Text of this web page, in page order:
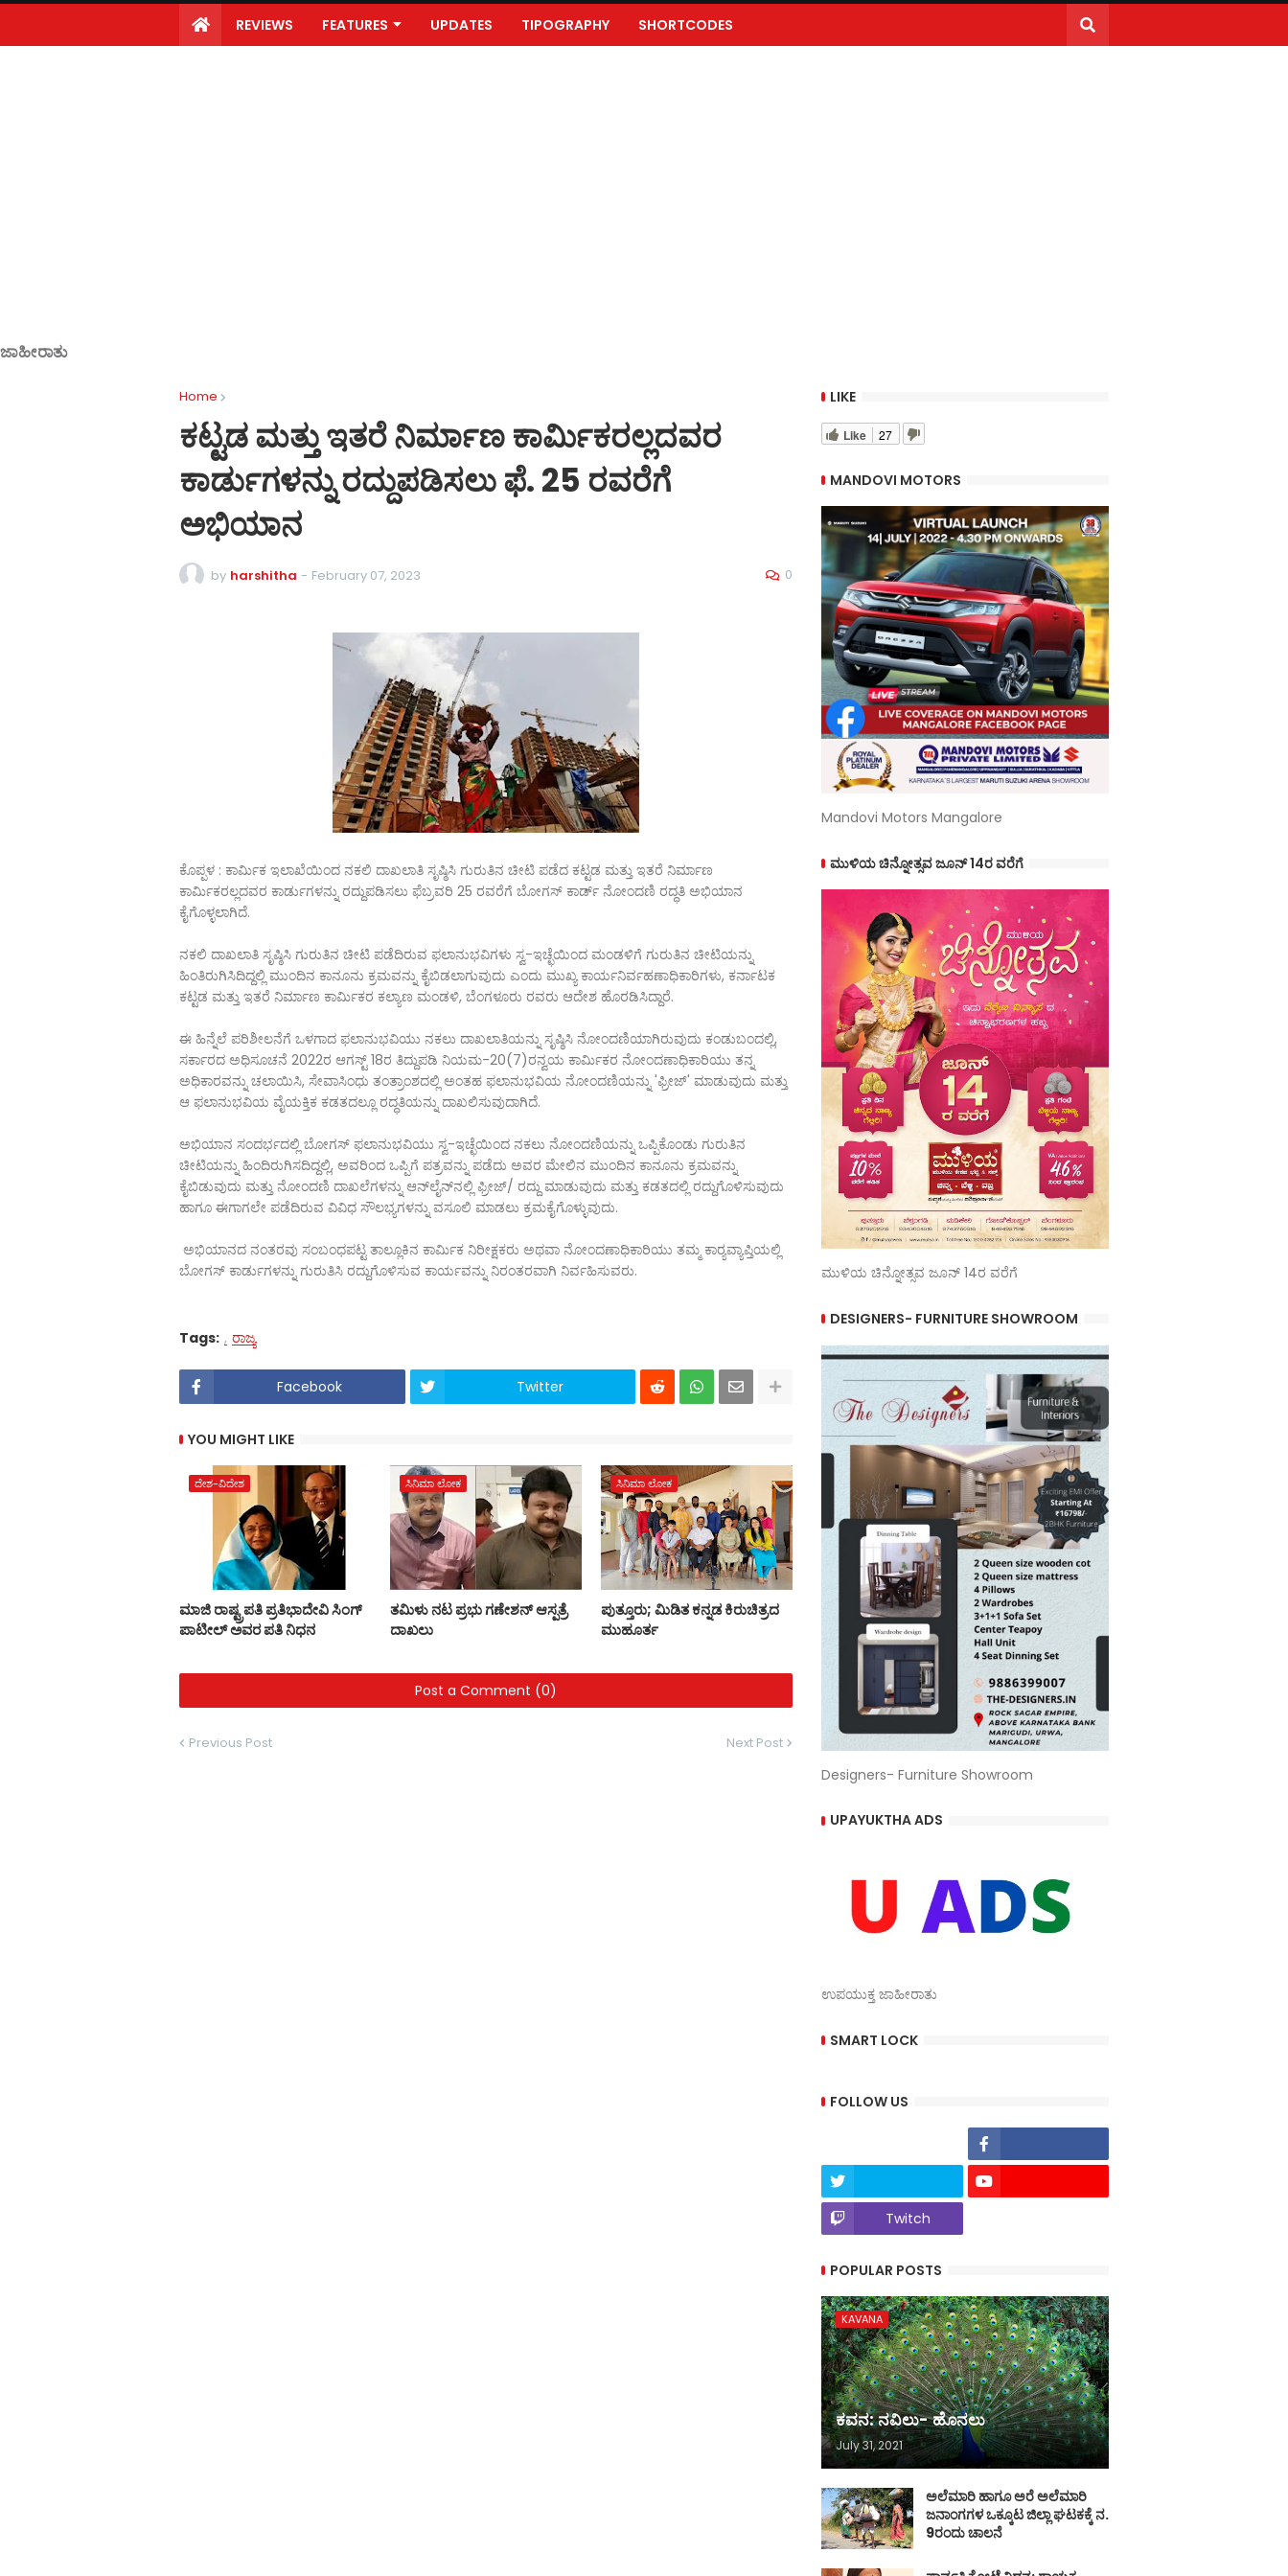
REVIEWS FEATURES UPDATES TIPOGRAPHY SHORTCODES
ಜಾಹೀರಾತು
Home
ಕಟ್ಟಡ ಮತ್ತು ಇತರೆ ನಿರ್ಮಾಣ ಕಾರ್ಮಿಕರಲ್ಲದವರ
ಕಾರ್ಡುಗಳನ್ನು ರದ್ದುಪಡಿಸಲು ಫೆ. 25 ರವರೆಗೆ
ಅಭಿಯಾನ
by harshitha - February 07, 2023 0
ಕೊಪ್ಪಳ : ಕಾರ್ಮಿಕ ಇಲಾಖೆಯಿಂದ ನಕಲಿ ದಾಖಲಾತಿ ಸೃಷ್ಠಿಸಿ ಗುರುತಿನ ಚೀಟಿ ಪಡೆದ ಕಟ್ಟಡ ಮತ್ತು ಇತರೆ ನಿರ್ಮಾಣ
ಕಾರ್ಮಿಕರಲ್ಲದವರ ಕಾರ್ಡುಗಳನ್ನು ರದ್ದುಪಡಿಸಲು ಫೆಬ್ರವರಿ 25 ರವರೆಗೆ ಬೋಗಸ್ ಕಾರ್ಡ್ ನೋಂದಣಿ ರದ್ಧತಿ ಅಭಿಯಾನ
ಕೈಗೊಳ್ಳಲಾಗಿದೆ.
ನಕಲಿ ದಾಖಲಾತಿ ಸೃಷ್ಠಿಸಿ ಗುರುತಿನ ಚೀಟಿ ಪಡೆದಿರುವ ಫಲಾನುಭವಿಗಳು ಸ್ವ-ಇಚ್ಛೆಯಿಂದ ಮಂಡಳಿಗೆ ಗುರುತಿನ ಚೀಟಿಯನ್ನು
ಹಿಂತಿರುಗಿಸಿದಿದ್ದಲ್ಲಿ ಮುಂದಿನ ಕಾನೂನು ಕ್ರಮವನ್ನು ಕೈಬಿಡಲಾಗುವುದು ಎಂದು ಮುಖ್ಯ ಕಾರ್ಯನಿರ್ವಹಣಾಧಿಕಾರಿಗಳು, ಕರ್ನಾಟಕ
ಕಟ್ಟಡ ಮತ್ತು ಇತರೆ ನಿರ್ಮಾಣ ಕಾರ್ಮಿಕರ ಕಲ್ಯಾಣ ಮಂಡಳಿ, ಬೆಂಗಳೂರು ರವರು ಆದೇಶ ಹೊರಡಿಸಿದ್ದಾರೆ.
ಈ ಹಿನ್ನೆಲೆ ಪರಿಶೀಲನೆಗೆ ಒಳಗಾದ ಫಲಾನುಭವಿಯು ನಕಲು ದಾಖಲಾತಿಯನ್ನು ಸೃಷ್ಠಿಸಿ ನೋಂದಣಿಯಾಗಿರುವುದು ಕಂಡುಬಂದಲ್ಲಿ,
ಸರ್ಕಾರದ ಅಧಿಸೂಚನೆ 2022ರ ಆಗಸ್ಟ್ 18ರ ತಿದ್ದುಪಡಿ ನಿಯಮ-20(7)ರನ್ವಯ ಕಾರ್ಮಿಕರ ನೋಂದಣಾಧಿಕಾರಿಯು ತನ್ನ
ಅಧಿಕಾರವನ್ನು ಚಲಾಯಿಸಿ, ಸೇವಾಸಿಂಧು ತಂತ್ರಾಂಶದಲ್ಲಿ ಅಂತಹ ಫಲಾನುಭವಿಯ ನೋಂದಣಿಯನ್ನು 'ಫ್ರೀಜ್' ಮಾಡುವುದು ಮತ್ತು
ಆ ಫಲಾನುಭವಿಯ ವೈಯಕ್ತಿಕ ಕಡತದಲ್ಲೂ ರದ್ಧತಿಯನ್ನು ದಾಖಲಿಸುವುದಾಗಿದೆ.
ಅಭಿಯಾನ ಸಂದರ್ಭದಲ್ಲಿ ಬೋಗಸ್ ಫಲಾನುಭವಿಯು ಸ್ವ-ಇಚ್ಛೆಯಿಂದ ನಕಲು ನೋಂದಣಿಯನ್ನು ಒಪ್ಪಿಕೊಂಡು ಗುರುತಿನ
ಚೀಟಿಯನ್ನು ಹಿಂದಿರುಗಿಸದಿದ್ದಲ್ಲಿ, ಅವರಿಂದ ಒಪ್ಪಿಗೆ ಪತ್ರವನ್ನು ಪಡೆದು ಅವರ ಮೇಲಿನ ಮುಂದಿನ ಕಾನೂನು ಕ್ರಮವನ್ನು
ಕೈಬಿಡುವುದು ಮತ್ತು ನೋಂದಣಿ ದಾಖಲೆಗಳನ್ನು ಆನ್‌ಲೈನ್‌ನಲ್ಲಿ ಫ್ರೀಜ್/ ರದ್ದು ಮಾಡುವುದು ಮತ್ತು ಕಡತದಲ್ಲಿ ರದ್ದುಗೊಳಿಸುವುದು
ಹಾಗೂ ಈಗಾಗಲೇ ಪಡೆದಿರುವ ವಿವಿಧ ಸೌಲಭ್ಯಗಳನ್ನು ವಸೂಲಿ ಮಾಡಲು ಕ್ರಮಕೈಗೊಳ್ಳುವುದು.
ಅಭಿಯಾನದ ನಂತರವು ಸಂಬಂಧಪಟ್ಟ ತಾಲ್ಲೂಕಿನ ಕಾರ್ಮಿಕ ನಿರೀಕ್ಷಕರು ಅಥವಾ ನೋಂದಣಾಧಿಕಾರಿಯು ತಮ್ಮ ಕಾರ‍್ಯವ್ಯಾಪ್ತಿಯಲ್ಲಿ
ಬೋಗಸ್ ಕಾರ್ಡುಗಳನ್ನು ಗುರುತಿಸಿ ರದ್ದುಗೊಳಿಸುವ ಕಾರ್ಯವನ್ನು ನಿರಂತರವಾಗಿ ನಿರ್ವಹಿಸುವರು.
Tags: ರಾಜ್ಯ
Facebook Twitter
YOU MIGHT LIKE
ದೇಶ-ವಿದೇಶ
ಮಾಜಿ ರಾಷ್ಟ್ರಪತಿ ಪ್ರತಿಭಾದೇವಿ ಸಿಂಗ್‌
ಪಾಟೀಲ್‌ ಅವರ ಪತಿ ನಿಧನ
ಸಿನಿಮಾ ಲೋಕ
ತಮಿಳು ನಟ ಪ್ರಭು ಗಣೇಶನ್ ಆಸ್ಪತ್ರೆ
ದಾಖಲು
ಸಿನಿಮಾ ಲೋಕ
ಪುತ್ತೂರು; ಮಿಡಿತ ಕನ್ನಡ ಕಿರುಚಿತ್ರದ
ಮುಹೂರ್ತ
Post a Comment (0)
Previous Post Next Post
LIKE
Like 27
MANDOVI MOTORS
Mandovi Motors Mangalore
ಮುಳಿಯ ಚಿನ್ನೋತ್ಸವ ಜೂನ್ 14ರ ವರೆಗೆ
ಮುಳಿಯ ಚಿನ್ನೋತ್ಸವ ಜೂನ್ 14ರ ವರೆಗೆ
DESIGNERS- FURNITURE SHOWROOM
Designers- Furniture Showroom
UPAYUKTHA ADS
ಉಪಯುಕ್ತ ಜಾಹೀರಾತು
SMART LOCK
FOLLOW US
Twitch
POPULAR POSTS
KAVANA
ಕವನ: ನವಿಲು- ಹೊನಲು
July 31, 2021
ಅಲೆಮಾರಿ ಹಾಗೂ ಅರೆ ಅಲೆಮಾರಿ
ಜನಾಂಗಗಳ ಒಕ್ಕೂಟ ಜಿಲ್ಲಾ ಘಟಕಕ್ಕೆ ನ.
9ರಂದು ಚಾಲನೆ